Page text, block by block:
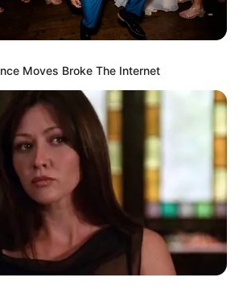
Moves Broke The Internet